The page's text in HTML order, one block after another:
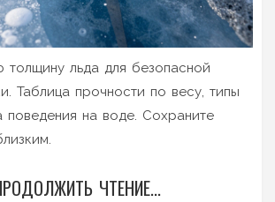
толщину льда для безопасной
Таблица прочности по весу, типы
поведения на воде. Сохраните
ЧТЕНИЕ...